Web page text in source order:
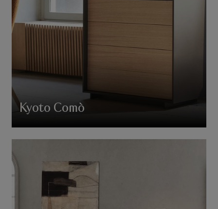
Kyoto Comò